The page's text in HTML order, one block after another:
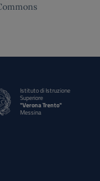
Istituto di Istruzione
Superiore
"Verona Trento"
Messina